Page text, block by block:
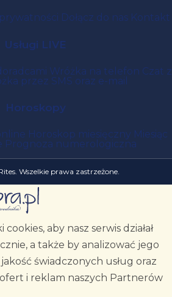
Dołącz do nas Kontakt
Usługi LIVE
Wróżka na telefon Czat z
przez SMS oraz e-mail
Horoskopy
Horoskop miesięczny Miesiąc
Prognoza numerologiczna
Wszelkie prawa zastrzeżone.
aby nasz serwis działał
a także by analizować jego
świadczonych usług oraz
i reklam naszych Partnerów